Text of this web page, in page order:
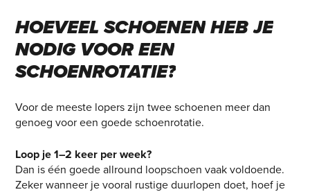
HOEVEEL SCHOENEN HEB JE
NODIG VOOR EEN
SCHOENROTATIE?
Voor de meeste lopers zijn twee schoenen meer dan
genoeg voor een goede schoenrotatie.
Loop je 1–2 keer per week?
Dan is één goede allround loopschoen vaak voldoende.
Zeker wanneer je vooral rustige duurlopen doet, hoef je